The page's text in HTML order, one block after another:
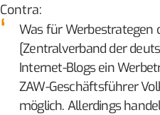
Contra:
Was für Werbestrategen
[Zentralverband der
Internet-Blogs ein
ZAW-Geschäftsführer
möglich. Allerdings